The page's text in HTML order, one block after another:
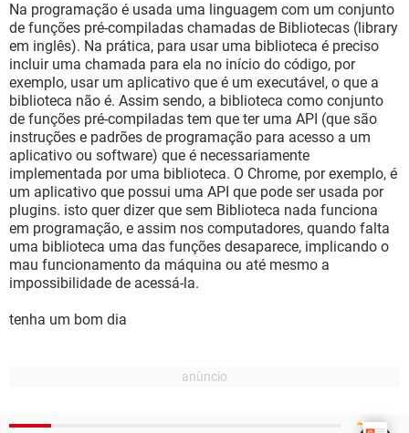
Na programação é usada uma linguagem com um conjunto
de funções pré-compiladas chamadas de Bibliotecas (library
em inglês). Na prática, para usar uma biblioteca é preciso
incluir uma chamada para ela no início do código, por
exemplo, usar um aplicativo que é um executável, o que a
biblioteca não é. Assim sendo, a biblioteca como conjunto
de funções pré-compiladas tem que ter uma API (que são
instruções e padrões de programação para acesso a um
aplicativo ou software) que é necessariamente
implementada por uma biblioteca. O Chrome, por exemplo, é
um aplicativo que possui uma API que pode ser usada por
plugins. isto quer dizer que sem Biblioteca nada funciona
em programação, e assim nos computadores, quando falta
uma biblioteca uma das funções desaparece, implicando o
mau funcionamento da máquina ou até mesmo a
impossibilidade de acessá-la.
tenha um bom dia